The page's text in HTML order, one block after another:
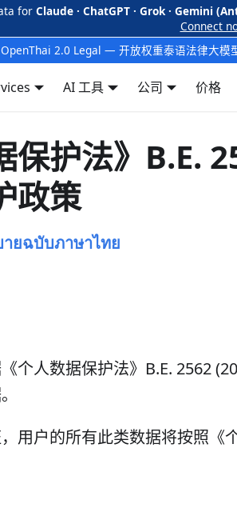
for Claude · ChatGPT · Grok · Gemini
Connect
OpenThai 2.0 Legal — 开放权重泰语法律大模
AI 工具 公司 价格
保护法》B.E.
政策
ายฉบับภาษาไทย
个人数据保护法》B.E. 2562
用户的所有此类数据将按照《